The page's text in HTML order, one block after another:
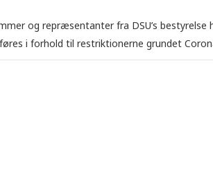
og repræsentanter fra DSU’s
i forhold til restriktionerne grundet